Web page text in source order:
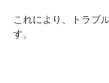
これにより、トラブ
す。